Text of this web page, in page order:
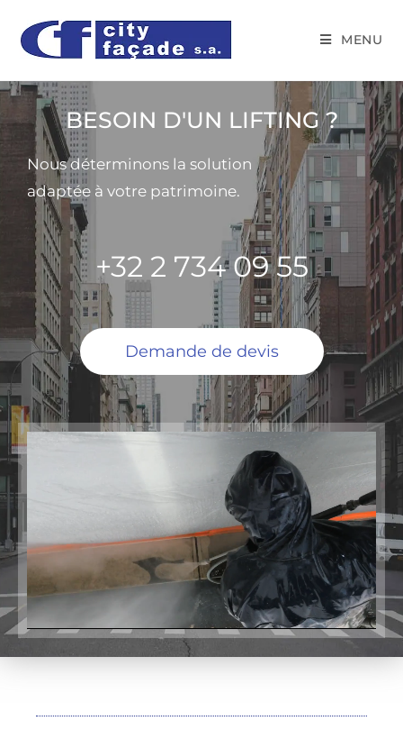
MENU
BESOIN D'UN LIFTING ?
Nous déterminons la solution
adaptée à votre patrimoine.
+32 2 734 09 55
Demande de devis